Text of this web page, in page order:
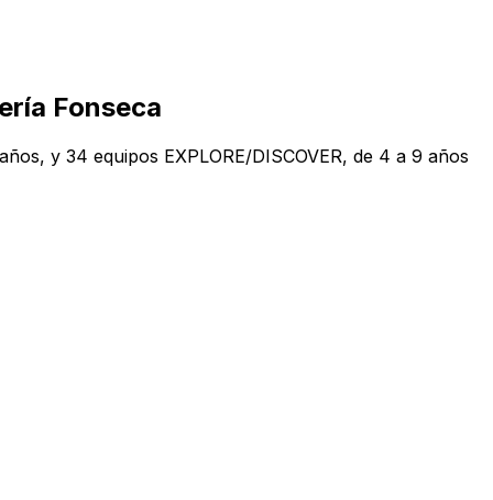
Fonseca
y 34 equipos EXPLORE/DISCOVER, de 4 a 9 años